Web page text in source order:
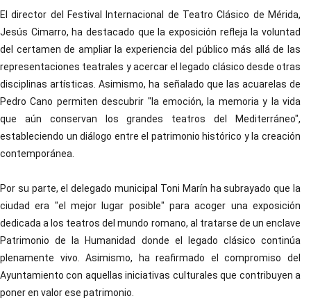
El director del Festival Internacional de Teatro Clásico de Mérida,
Jesús Cimarro, ha destacado que la exposición refleja la voluntad
del certamen de ampliar la experiencia del público más allá de las
representaciones teatrales y acercar el legado clásico desde otras
disciplinas artísticas. Asimismo, ha señalado que las acuarelas de
Pedro Cano permiten descubrir "la emoción, la memoria y la vida
que aún conservan los grandes teatros del Mediterráneo",
estableciendo un diálogo entre el patrimonio histórico y la creación
contemporánea.
Por su parte, el delegado municipal Toni Marín ha subrayado que la
ciudad era "el mejor lugar posible" para acoger una exposición
dedicada a los teatros del mundo romano, al tratarse de un enclave
Patrimonio de la Humanidad donde el legado clásico continúa
plenamente vivo. Asimismo, ha reafirmado el compromiso del
Ayuntamiento con aquellas iniciativas culturales que contribuyen a
poner en valor ese patrimonio.